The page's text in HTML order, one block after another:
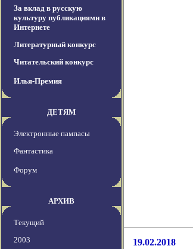
За вклад в русскую
культуру публикациями в
Интернете
Литературный конкурс
Читательский конкурс
Илья-Премия
ДЕТЯМ
Электронные пампасы
Фантастика
Форум
АРХИВ
Текущий
2003
19.02.2018